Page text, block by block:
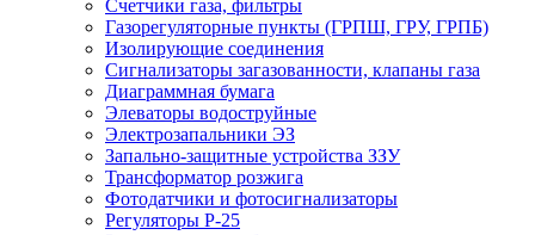
Счетчики газа, фильтры
Газорегуляторные пункты (ГРПШ, ГРУ, ГРПБ)
Изолирующие соединения
Сигнализаторы загазованности, клапаны газа
Диаграммная бумага
Элеваторы водоструйные
Электрозапальники ЭЗ
Запально-защитные устройства ЗЗУ
Трансформатор розжига
Фотодатчики и фотосигнализаторы
Регуляторы Р-25